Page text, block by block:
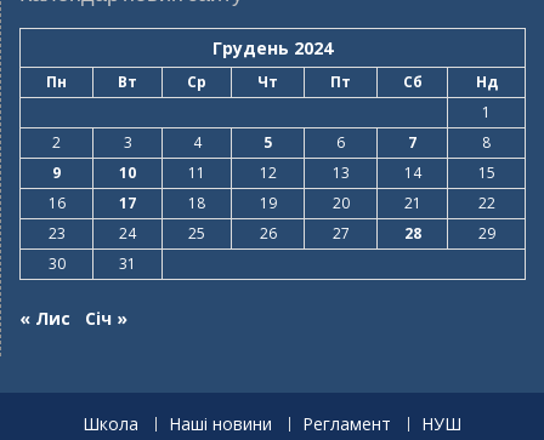
Грудень 2024
Пн Вт Ср Чт Пт Сб
Нд
1
2
3 4 5 6 7
8
9
10 11 12 13 14
15
16
17 18 19 20 21
22
23
24 25 26 27 28
29
30
31
« Лис Січ »
Школа Наші новини Регламент
НУШ